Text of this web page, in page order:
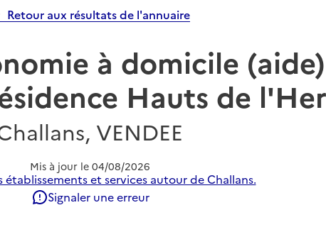
Retour aux résultats de l'annuaire
à domicile
Hauts de
VENDEE
Mis à jour le 04/08/2026
établissements et services autour de Challans.
Signaler une erreur